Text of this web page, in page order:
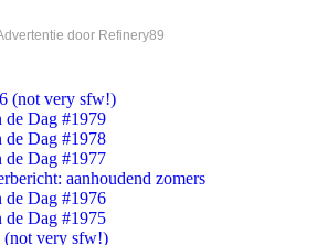
door Refinery89
(not very sfw!)
de Dag #1979
de Dag #1978
de Dag #1977
aanhoudend zomers
de Dag #1976
de Dag #1975
very sfw!)